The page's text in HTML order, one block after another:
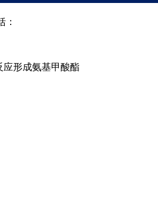
应形成氨基甲酸酯